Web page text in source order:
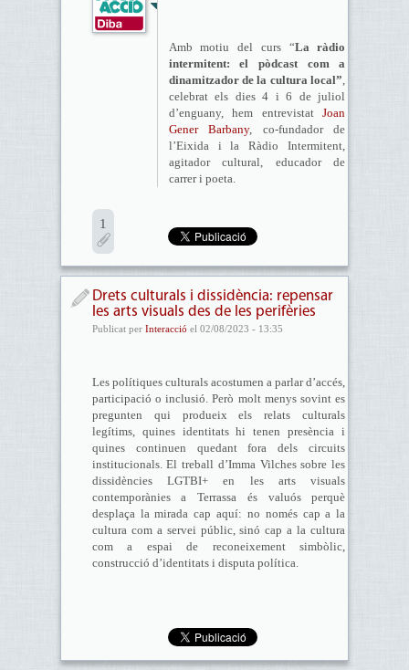
Amb motiu del curs “La ràdio
intermitent: el pòdcast com a
dinamitzador de la cultura local”,
celebrat els dies 4 i 6 de juliol
d’enguany, hem entrevistatJoan
Gener Barbany, co-fundador de
l’Eixida i la Ràdio Intermitent,
agitador cultural, educador de
carrer i poeta.
1
Drets culturals i dissidència: repensar
les arts visuals des de les perifèries
Publicat per Interacció el 02/08/2023 - 13:35
Les polítiques culturals acostumen a parlar d’accés,
participació o inclusió. Però molt menys sovint es
pregunten qui produeix els relats culturals
legítims, quines identitats hi tenen presència i
quines continuen quedant fora dels circuits
institucionals. El treball d’Imma Vilches sobre les
dissidències LGTBI+ en les arts visuals
contemporànies a Terrassa és valuós perquè
desplaça la mirada cap aquí: no només cap a la
cultura com a servei públic, sinó cap a la cultura
com a espai de reconeixement simbòlic,
construcció d’identitats i disputa política.